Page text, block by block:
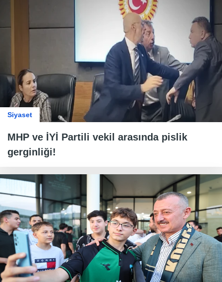
Siyaset
MHP ve İYİ Partili vekil arasında pislik
gerginliği!